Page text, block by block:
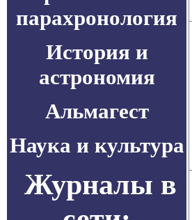
парахронология
История и
астрономия
Альмагест
Наука и культура
Журналы в